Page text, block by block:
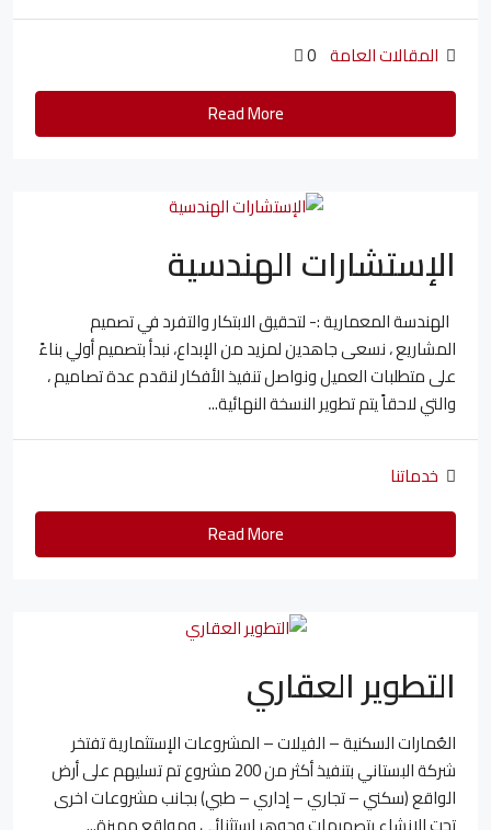
المقالات العامة 0
Read More
الإستشارات الهندسية
الهندسة المعمارية :- لتحقيق الابتكار والتفرد في تصميم
المشاريع ، نسعى جاهدين لمزيد من الإبداع، نبدأ بتصميم أولي بناءً
على متطلبات العميل ونواصل تنفيذ الأفكار لنقدم عدة تصاميم ،
والتي لاحقاً يتم تطوير النسخة النهائية...
خدماتنا
Read More
التطوير العقاري
العُمارات السكنية – الفيلات – المشروعات الإستثمارية تفتخر
شركة البستاني بتنفيذ أكثر من 200 مشروع تم تسليهم على أرض
الواقع (سكني – تجاري – إداري – طبي) بجانب مشروعات اخرى